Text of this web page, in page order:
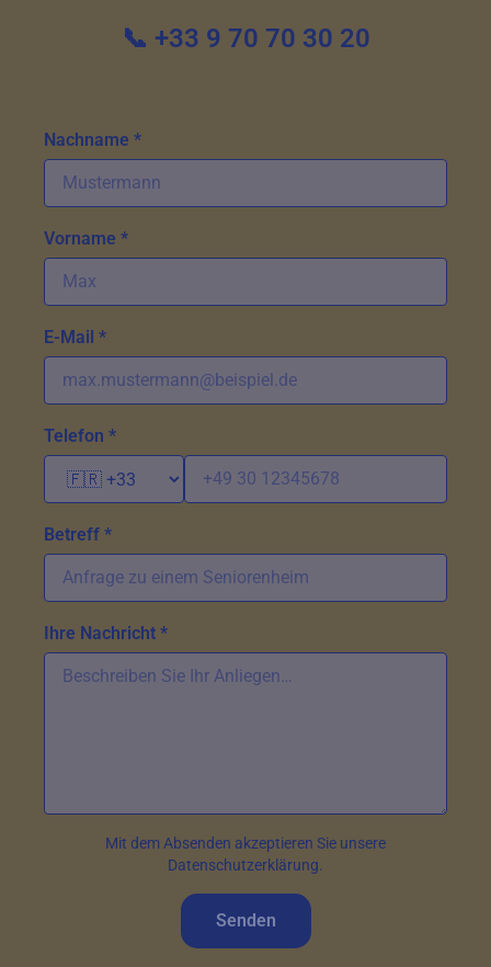
📞 +33 9 70 70 30 20
Nachname *
Vorname *
E-Mail *
Telefon *
Betreff *
Ihre Nachricht *
Mit dem Absenden akzeptieren Sie unsere
Datenschutzerklärung.
Senden